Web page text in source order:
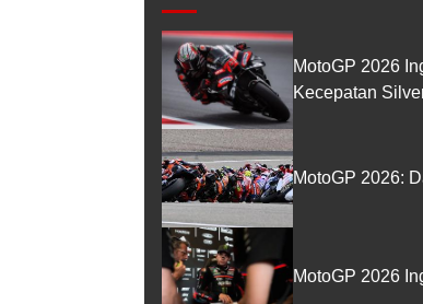
MotoGP 2026
Kecepatan
MotoGP 2026:
MotoGP 2026